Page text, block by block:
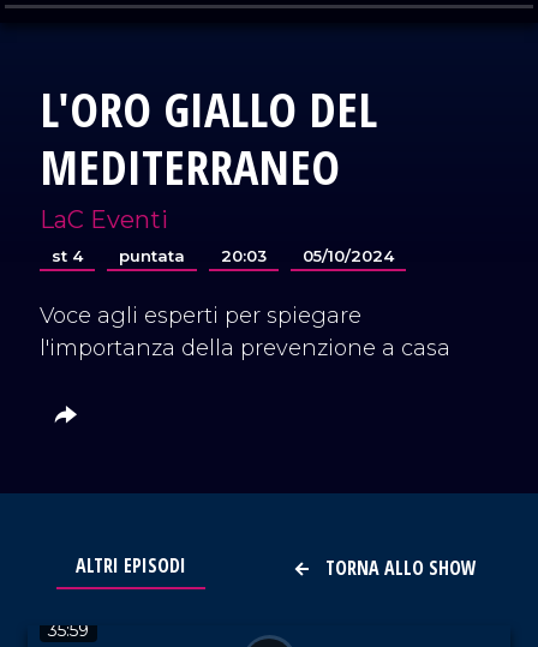
L'ORO GIALLO DEL
MEDITERRANEO
LaC Eventi
st 4 puntata 20:03 05/10/2024
Voce agli esperti per spiegare
l'importanza della prevenzione a casa
TORNA ALLO SHOW
ALTRI EPISODI
35:59